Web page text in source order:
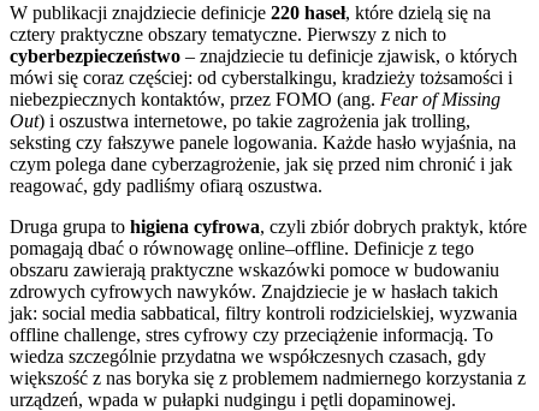
W publikacji znajdziecie definicje 220 haseł, które dzielą się na
cztery praktyczne obszary tematyczne. Pierwszy z nich to
cyberbezpieczeństwo – znajdziecie tu definicje zjawisk, o których
mówi się coraz częściej: od cyberstalkingu, kradzieży tożsamości i
niebezpiecznych kontaktów, przez FOMO (ang. Fear of Missing
Out) i oszustwa internetowe, po takie zagrożenia jak trolling,
seksting czy fałszywe panele logowania. Każde hasło wyjaśnia, na
czym polega dane cyberzagrożenie, jak się przed nim chronić i jak
reagować, gdy padliśmy ofiarą oszustwa.
Druga grupa to higiena cyfrowa, czyli zbiór dobrych praktyk, które
pomagają dbać o równowagę online–offline. Definicje z tego
obszaru zawierają praktyczne wskazówki pomoce w budowaniu
zdrowych cyfrowych nawyków. Znajdziecie je w hasłach takich
jak: social media sabbatical, filtry kontroli rodzicielskiej, wyzwania
offline challenge, stres cyfrowy czy przeciążenie informacją. To
wiedza szczególnie przydatna we współczesnych czasach, gdy
większość z nas boryka się z problemem nadmiernego korzystania z
urządzeń, wpada w pułapki nudgingu i pętli dopaminowej.